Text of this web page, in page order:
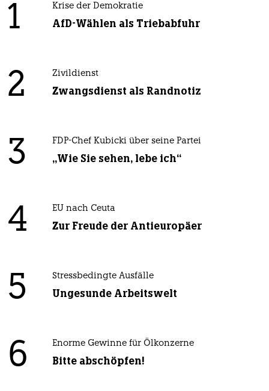
1 Krise der Demokratie
AfD-Wählen als Triebabfuhr
2 Zivildienst
Zwangsdienst als Randnotiz
3 FDP-Chef Kubicki über seine Partei
„Wie Sie sehen, lebe ich“
4 EU nach Ceuta
Zur Freude der Antieuropäer
5 Stressbedingte Ausfälle
Ungesunde Arbeitswelt
6 Enorme Gewinne für Ölkonzerne
Bitte abschöpfen!